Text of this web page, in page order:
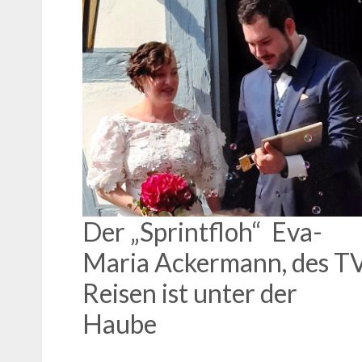
Der „Sprintfloh“ Eva-
Maria Ackermann, des
Reisen ist unter der
Haube